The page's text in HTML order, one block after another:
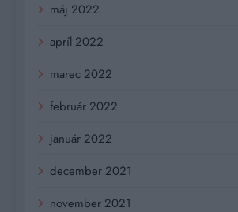
máj 2022
apríl 2022
marec 2022
február 2022
január 2022
december 2021
november 2021